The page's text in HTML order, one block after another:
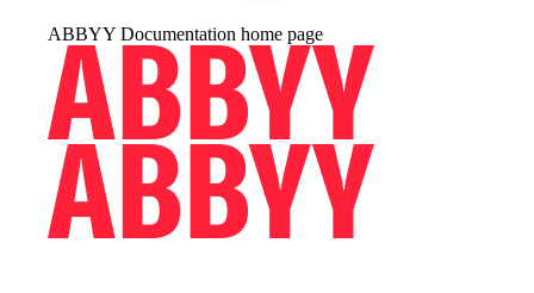
ABBYY Documentation home page